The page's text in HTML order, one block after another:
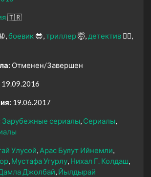
🇹🇷
боевик 😎 триллер🤯 детектив 🕵️‍♂️
Отменен/Завершен
19.09.2016
19.06.2017
Зарубежные сериалы Сериалы
Улусой Арас Булут Ийнемли
Мустафа Угурлу Нихал Г. Колдаш
Джолбай Йылдырай